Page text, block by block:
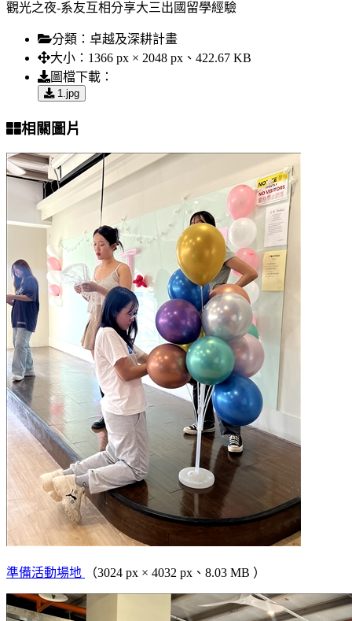
觀光之夜-系友互相分享大三出國留學經驗
分類： 卓越及深耕計畫
大小： 1366 px × 2048 px、422.67 KB
圖檔下載：
1.jpg
相關圖片
準備活動場地 （3024 px × 4032 px、8.03 MB ）